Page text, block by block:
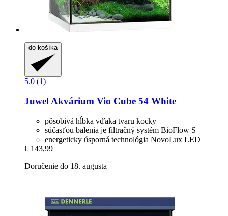
do košíka
5.0 (1)
Juwel Akvárium Vio Cube 54 White
pôsobivá hĺbka vďaka tvaru kocky
súčasťou balenia je filtračný systém BioFlow S
energeticky úsporná technológia NovoLux LED
€ 143,99
Doručenie do 18. augusta